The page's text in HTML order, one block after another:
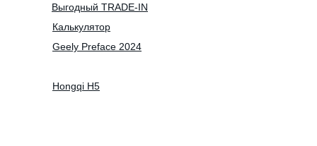
Калькулятор
Hongqi H5
Выгодный TRADE-IN
Geely Preface 2024